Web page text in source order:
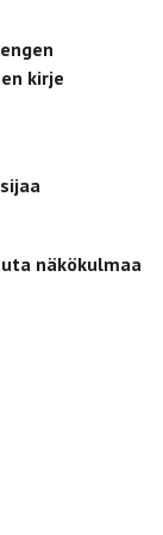
kirje
näkökulmaa